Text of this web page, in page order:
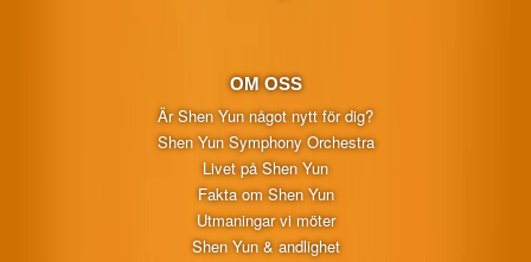
OM OSS
Är Shen Yun något nytt för dig?
Shen Yun Symphony Orchestra
Livet på Shen Yun
Fakta om Shen Yun
Utmaningar vi möter
Shen Yun & andlighet